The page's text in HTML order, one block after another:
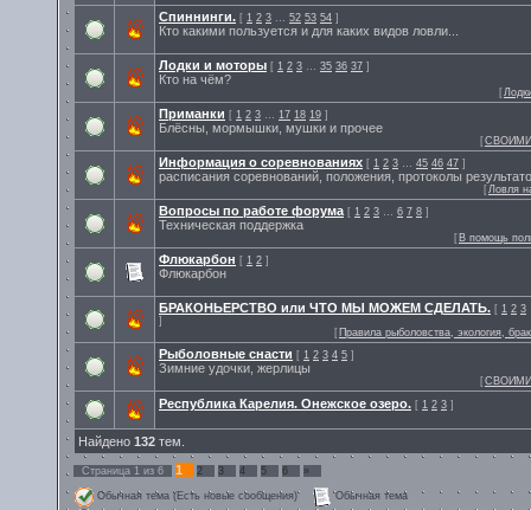
Спиннинги. [ 1 2 3 … 52 53 54 ]
Кто какими пользуется и для каких видов ловли...
Лодки и моторы [ 1 2 3 … 35 36 37 ]
Кто на чём?
[
Приманки [ 1 2 3 … 17 18 19 ]
Блёсны, мормышки, мушки и прочее
[
Информация о соревнованиях [ 1 2 3 … 45 46 47 ]
расписания соревнований, положения, протоколы
[Ловля
Вопросы по работе форума [ 1 2 3 … 6 7 8 ]
Техническая поддержка
[ В помощь
Флюкарбон [ 1 2 ]
Флюкарбон
БРАКОНЬЕРСТВО или ЧТО МЫ МОЖЕМ СДЕЛАТЬ. [ 1 2 3
]
[ Правила рыболовства, экология,
Рыболовные снасти [ 1 2 3 4 5 ]
Зимние удочки, жерлицы
[
Республика Карелия. Онежское озеро. [ 1 2 3 ]
Найдено 132 тем.
Страница 1 из 6 1 2 3 4 5 6 »
Обычная тема (Есть новые сообщения)
Обычная тема